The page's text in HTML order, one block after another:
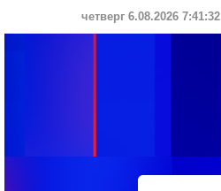
четверг 6.08.2026 7:41:33